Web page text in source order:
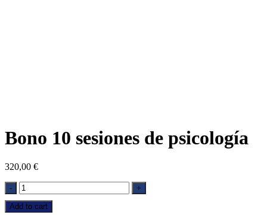
Bono 10 sesiones de psicología
320,00 €
-
Bono
10
sesiones
+
Add to cart